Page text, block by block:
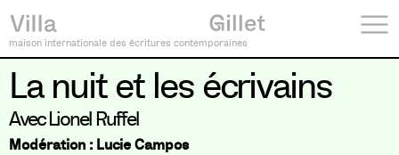
maison internationale des écritures contemporaines
La nuit et les écrivains
Avec Lionel Ruffel
Modération : Lucie Campos